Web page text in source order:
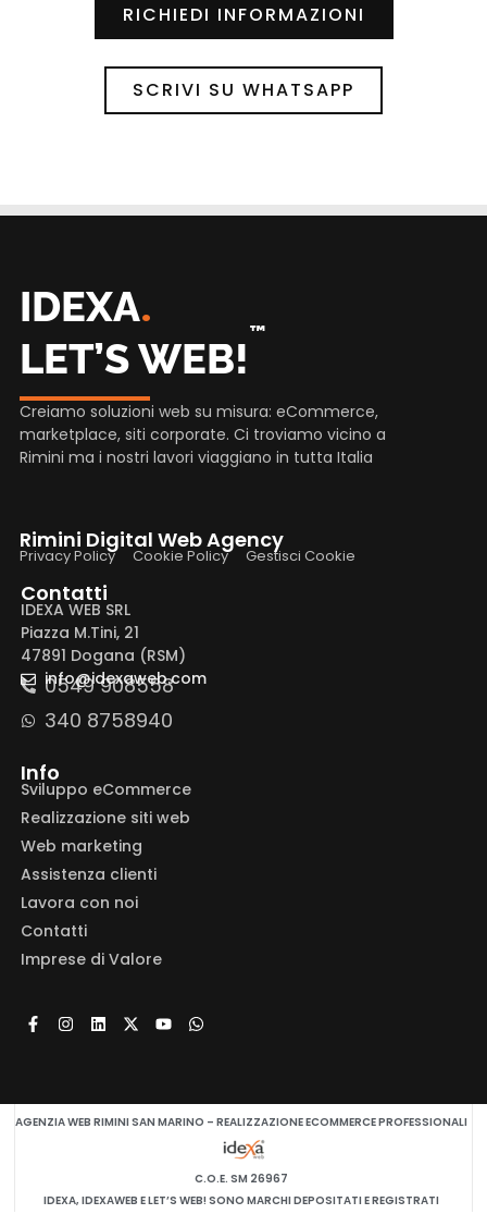
RICHIEDI INFORMAZIONI
SCRIVI SU WHATSAPP
IDEXA.
LET’S WEB!
™
Creiamo soluzioni web su misura: eCommerce,
marketplace, siti corporate. Ci troviamo vicino a
Rimini ma i nostri lavori viaggiano in tutta Italia
Rimini Digital Web Agency
Privacy Policy Cookie Policy Gestisci Cookie
Contatti
IDEXA WEB SRL
Piazza M.Tini, 21
47891 Dogana (RSM)
info@idexaweb.com
0549 908558
340 8758940
Info
Sviluppo eCommerce
Realizzazione siti web
Web marketing
Assistenza clienti
Lavora con noi
Contatti
Imprese di Valore
AGENZIA WEB RIMINI SAN MARINO – REALIZZAZIONE ECOMMERCE PROFESSIONALI
C.O.E. SM 26967
IDEXA, IDEXAWEB E LET’S WEB! SONO MARCHI DEPOSITATI E REGISTRATI